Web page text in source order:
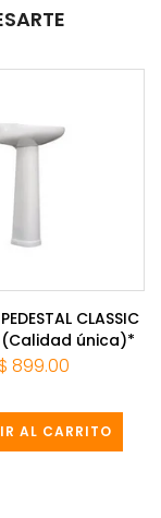
CLASSIC
(Calidad única)*
$ 899.00
AL CARRITO